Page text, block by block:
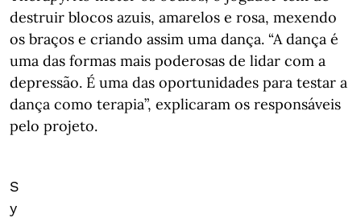
destruir blocos azuis, amarelos e rosa, mexendo
os braços e criando assim uma dança. “A dança é
uma das formas mais poderosas de lidar com a
depressão. É uma das oportunidades para testar a
dança como terapia”, explicaram os responsáveis
pelo projeto.
S
y